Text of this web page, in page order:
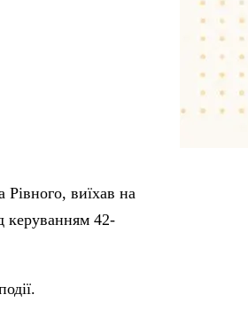
Рівного, виїхав на
керуванням 42-